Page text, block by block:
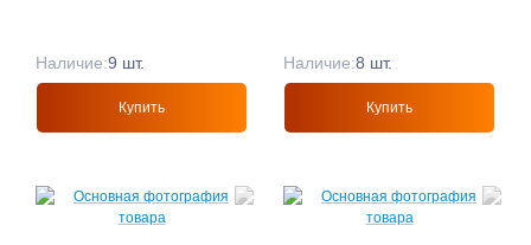
Наличие:9 шт.
Купить
Наличие:8 шт.
Купить